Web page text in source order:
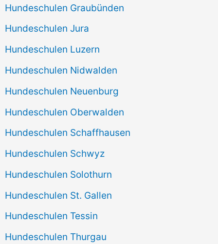
Hundeschulen Graubünden
Hundeschulen Jura
Hundeschulen Luzern
Hundeschulen Nidwalden
Hundeschulen Neuenburg
Hundeschulen Oberwalden
Hundeschulen Schaffhausen
Hundeschulen Schwyz
Hundeschulen Solothurn
Hundeschulen St. Gallen
Hundeschulen Tessin
Hundeschulen Thurgau